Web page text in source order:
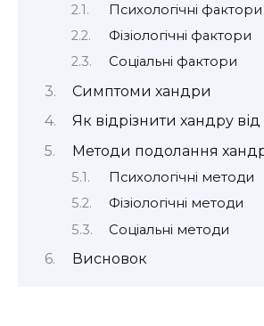
Психологічні фактори
Фізіологічні фактори
Соціальні фактори
Симптоми хандри
Як відрізнити хандру від
Методи подолання
Психологічні методи
Фізіологічні методи
Соціальні методи
Висновок